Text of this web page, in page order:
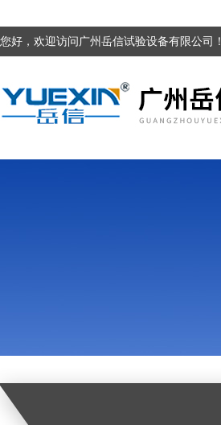
您好，欢迎访问广州岳信试验设备有限公司！